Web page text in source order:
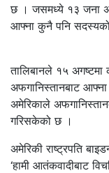
छ । जसमध्ये १३ जना
आफ्ना कुनै पनि
तालिबानले १५
अफगानिस्तानबाट आफ्ना
अमेरिकाले
गरिसकेको छ ।
अमेरिकी राष्ट्रपति
‘हामी आतंकवादीबाट